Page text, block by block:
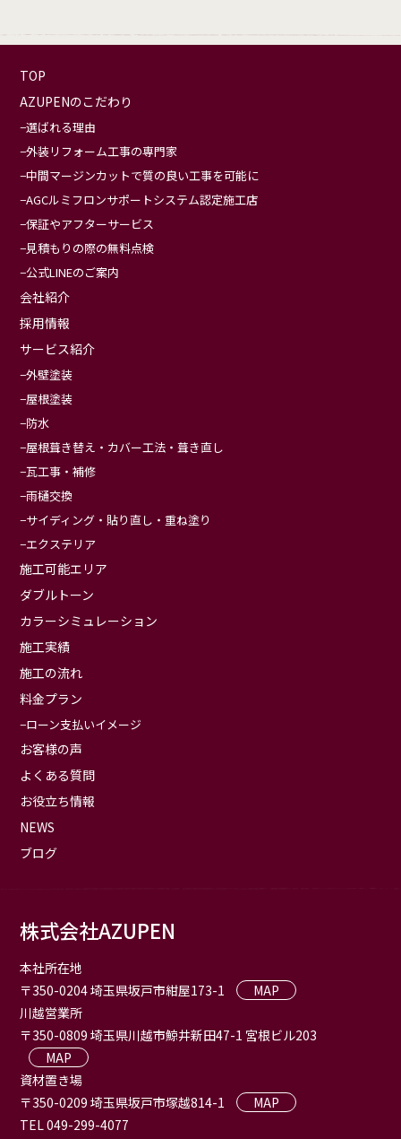
TOP
AZUPENのこだわり
選ばれる理由
外装リフォーム工事の専門家
中間マージンカットで質の良い工事を可能に
AGCルミフロンサポートシステム認定施工店
保証やアフターサービス
見積もりの際の無料点検
公式LINEのご案内
会社紹介
採用情報
サービス紹介
外壁塗装
屋根塗装
防水
屋根葺き替え・カバー工法・葺き直し
瓦工事・補修
雨樋交換
サイディング・貼り直し・重ね塗り
エクステリア
施工可能エリア
ダブルトーン
カラーシミュレーション
施工実績
施工の流れ
料金プラン
ローン支払いイメージ
お客様の声
よくある質問
お役立ち情報
NEWS
ブログ
株式会社AZUPEN
本社所在地
〒350-0204 埼玉県坂戸市紺屋173-1
MAP
川越営業所
〒350-0809 埼玉県川越市鯨井新田47-1 宮根ビル203
MAP
資材置き場
〒350-0209 埼玉県坂戸市塚越814-1
MAP
TEL 049-299-4077